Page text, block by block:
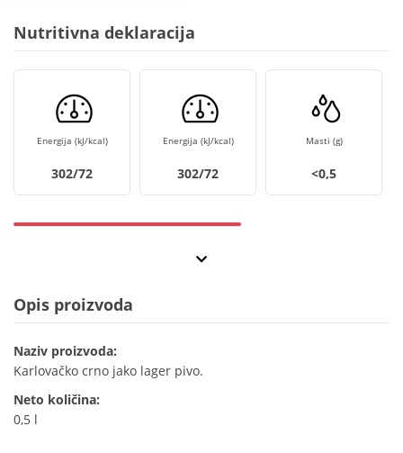
Nutritivna deklaracija
Energija (kJ/kcal)
302/72
Energija (kJ/kcal)
302/72
Masti (g)
<0,5
Opis proizvoda
Naziv proizvoda:
Karlovačko crno jako lager pivo.
Neto količina:
0,5 l